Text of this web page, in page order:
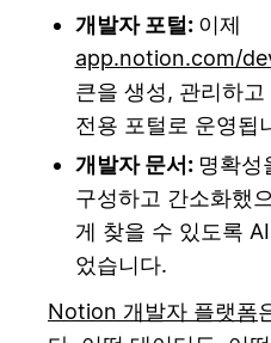
개발자 포털: 이제
app.notion.com/
큰을 생성, 관리하
전용 포털로 운영됩
개발자 문서: 명확성
구성하고 간소화했
게 찾을 수 있도록
었습니다.
Notion 개발자 플랫폼